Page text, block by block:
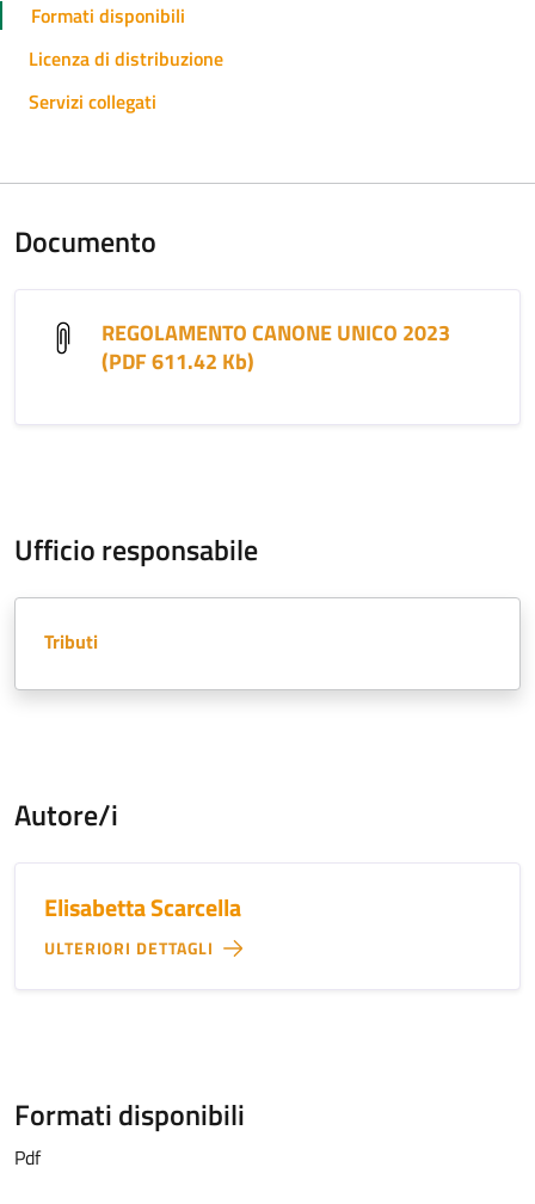
Formati disponibili
Licenza di distribuzione
Servizi collegati
Documento
REGOLAMENTO CANONE UNICO 2023
(PDF 611.42 Kb)
Ufficio responsabile
Tributi
Autore/i
Elisabetta Scarcella
ULTERIORI DETTAGLI
Formati disponibili
Pdf